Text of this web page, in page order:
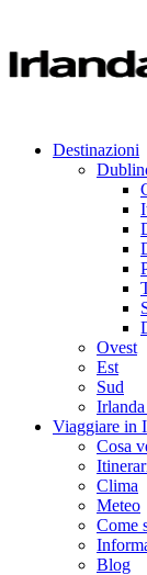
Destinazioni
Ovest
Est
Sud
Viaggiare in
Cosa
Clima
Meteo
Come
Blog